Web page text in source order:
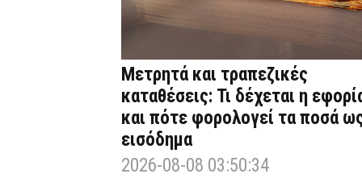
Μετρητά και τραπεζικές
καταθέσεις: Τι δέχεται η
και πότε φορολογεί τα ποσά
εισόδημα
2026-08-08 03:50:34